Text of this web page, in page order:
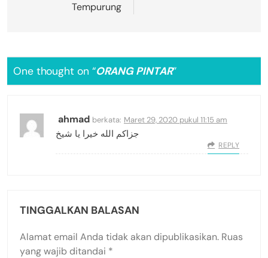
Tempurung
One thought on “ORANG PINTAR”
ahmad berkata: Maret 29, 2020 pukul 11:15 am
جزاكم الله خيرا يا شيخ
REPLY
TINGGALKAN BALASAN
Alamat email Anda tidak akan dipublikasikan. Ruas
yang wajib ditandai *